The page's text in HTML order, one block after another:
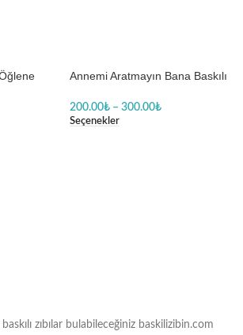
Annemi Aratmayın Bana Baskılı
200.00₺ – 300.00₺
Seçenekler
zıbılar bulabileceğiniz baskilizibin.com